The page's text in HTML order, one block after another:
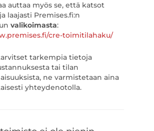
auttaa myös se, että katsot
laajasti Premises.fi:n
valikoimasta:
cre-toimitilahaku/
tarkempia tietoja
tai tilan
ne varmistetaan aina
yhteydenotolla.